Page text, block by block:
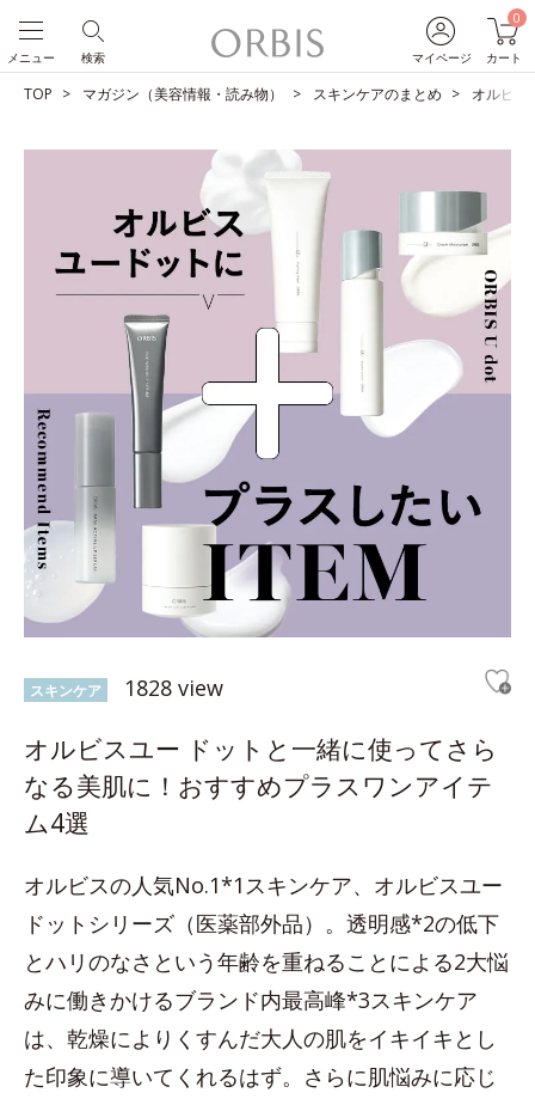
マイページ
0
カート
検索
メニュー
TOP マガジン（美容情報・読み物） スキンケアのまとめ オルビス
スキンケア 1828 view
オルビスユー ドットと一緒に使ってさら
なる美肌に！おすすめプラスワンアイテ
ム4選
オルビスの人気No.1*1スキンケア、オルビスユー
ドットシリーズ（医薬部外品）。透明感*2の低下
とハリのなさという年齢を重ねることによる2大悩
みに働きかけるブランド内最高峰*3スキンケア
は、乾燥によりくすんだ大人の肌をイキイキとし
た印象に導いてくれるはず。さらに肌悩みに応じ